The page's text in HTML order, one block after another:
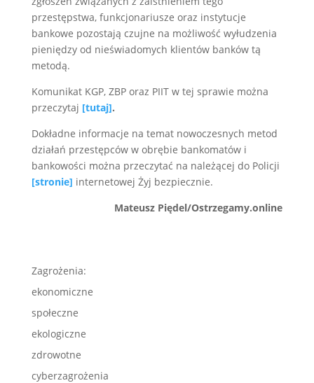
przestępstwa, funkcjonariusze oraz instytucje
bankowe pozostają czujne na możliwość wyłudzenia
pieniędzy od nieświadomych klientów banków tą
metodą.
Komunikat KGP, ZBP oraz PIIT w tej sprawie można
przeczytaj [tutaj].
Dokładne informacje na temat nowoczesnych metod
działań przestępców w obrębie bankomatów i
bankowości można przeczytać na należącej do Policji
[stronie] internetowej Żyj bezpiecznie.
Mateusz Piędel/Ostrzegamy.online
Zagrożenia:
ekonomiczne
społeczne
ekologiczne
zdrowotne
cyberzagrożenia